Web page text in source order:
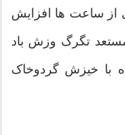
از ساعت ها افزایش
تگرگ وزش باد
با خیزش گردوخاک